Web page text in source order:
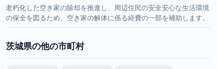
老朽化した空き家の除却を推進し、周辺住民の安全安心な生活環境
の保全を図るため、空き家の解体に係る経費の一部を補助します。
茨城県の他の市町村